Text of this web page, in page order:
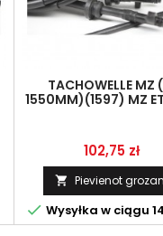
TACHOWELLE MZ
1550MM)(1597) MZ
Cena
102,75 zł
 Pievienot
 Wysyłka w ciągu